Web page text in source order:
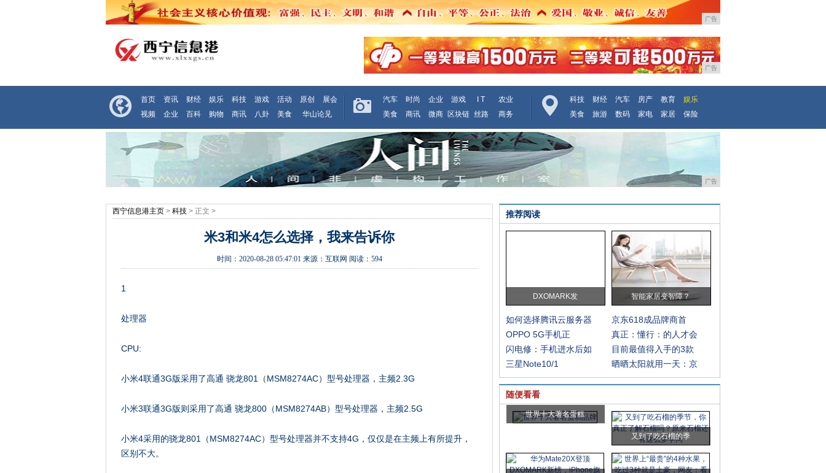
广告
广告
首页 资讯 财经 娱乐 科技 游戏 活动 原创
展会
视频
企业 百科 购物 商讯 八卦 美食 华山论见
汽车 时尚 企业 游戏 I T
农业
美食
商讯 微商 区块链 丝路 商务
科技 财经 汽车 房产 教育
娱乐
美食
旅游 数码 家电 家居 保险
广告
西宁信息港主页 > 科技 > 正文 >
米3和米4怎么选择，我来告诉你
时间： 2020-08-28 05:47:01来源： 互联网 阅读：594
1
处理器
CPU:
小米4联通3G版采用了高通 骁龙801（MSM8274AC）型号处理器，主频2.3G
小米3联通3G版则采用了高通 骁龙800（MSM8274AB）型号处理器，主频2.5G
小米4采用的骁龙801（MSM8274AC）型号处理器并不支持4G，仅仅是在主频上有所提升，
区别不大。
推荐阅读
DXOMARK发 智能家居变智障？
如何选择腾讯云服务器
京东618成品牌商首
OPPO 5G手机正
真正：懂行：的人才会
闪电修：手机进水后如
目前最值得入手的3款
三星Note10/1
晒晒太阳就用一天：京
随便看看
世界十大著名蛋糕
又到了吃石榴的季